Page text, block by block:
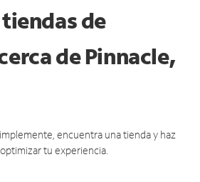
de
dePinnacle,
encuentra una tienda y haz
tu experiencia.